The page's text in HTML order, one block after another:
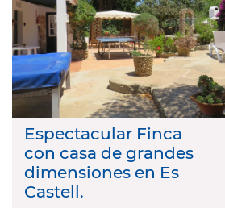
Espectacular Finca
con casa de grandes
dimensiones en Es
Castell.